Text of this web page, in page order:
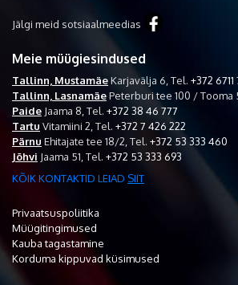
Jälgi meid sotsiaalmeedias
Meie müügiesindused
Tallinn, MustamäeKarjavälja 6, Tel. +372 6711
Tallinn, LasnamäePeterburi tee 100 / Tooma
Paide Jaama 8, Tel. +372 38 46 777
Tartu Vitamiini 2, Tel. +372 7 426 222
Pärnu Ehitajate tee 18/2, Tel. +372 53 333 460
Jõhvi Jaama 51, Tel. +372 53 333 693
KÕIK KONTAKTID LEIAD SIIT
Privaatsuspoliitika
Müügitingimused
Kauba tagastamine
Korduma kippuvad küsimused